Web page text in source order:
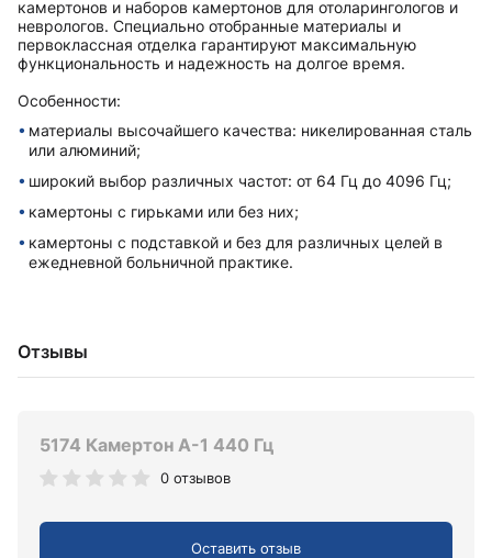
камертонов и наборов камертонов для отоларингологов и
неврологов. Специально отобранные материалы и
первоклассная отделка гарантируют максимальную
функциональность и надежность на долгое время.
Особенности:
материалы высочайшего качества: никелированная сталь
или алюминий;
широкий выбор различных частот: от 64 Гц до 4096 Гц;
камертоны с гирьками или без них;
камертоны с подставкой и без для различных целей в
ежедневной больничной практике.
Отзывы
5174 Камертон A-1 440 Гц
0 отзывов
Оставить отзыв